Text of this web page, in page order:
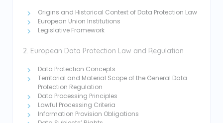
Origins and Historical Context of Data Protection Law
European Union Institutions
Legislative Framework
2. European Data Protection Law and Regulation
Data Protection Concepts
Territorial and Material Scope of the General Data
Protection Regulation
Data Processing Principles
Lawful Processing Criteria
Information Provision Obligations